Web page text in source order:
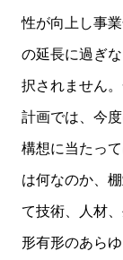
性が向上し事
の延長に過ぎ
択されません
計画では、今
構想に当たっ
は何なのか、
て技術、人材
形有形のあら